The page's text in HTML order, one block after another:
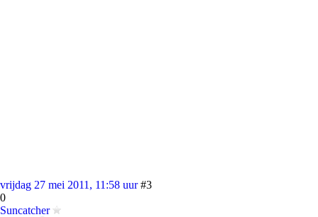
vrijdag 27 mei 2011, 11:58 uur #3
0
Suncatcher